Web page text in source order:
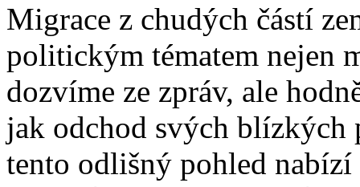
Migrace z chudých částí
politickým tématem nejen
dozvíme ze zpráv, ale
jak odchod svých
tento odlišný pohled